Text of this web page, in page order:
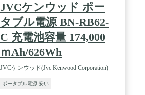
JVCケンウッド ポー
タブル電源 BN-RB62-
C 充電池容量 174,000
ｍAh/626Wh
JVCケンウッド(Jvc Kenwood Corporation)
ポータブル電源 安い